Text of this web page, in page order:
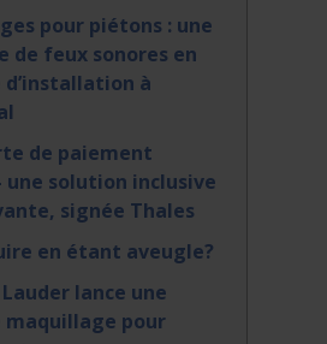
pour piétons : une
de feux sonores en
à
de paiement
une solution inclusive
signée Thales
en étant aveugle?
Lauder lance une
maquillage pour